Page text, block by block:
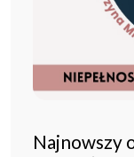
Najnowszy